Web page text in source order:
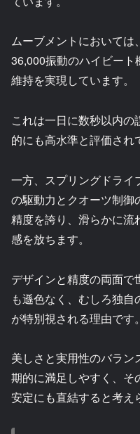
ムーブメントにおいて
36,000振動のハイビー
維持を実現しています。
これは一日に数秒以内
的にも高水準と評価され
一方、スプリングドライ
の駆動力とクオーツ制御
精度を誇り、滑らかに流
感を放ちます。
デザインと精度の両面で
も遜色なく、むしろ独
が特別視される理由です。
美しさと実用性のバラ
期的に満足しやすく、そ
安定にも直結すると考え